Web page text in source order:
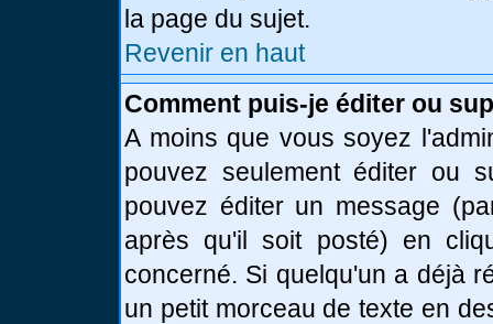
la page du sujet.
Revenir en haut
Comment puis-je éditer ou
A moins que vous soyez
pouvez seulement éditer ou
pouvez éditer un message
après qu'il soit posté) en
concerné. Si quelqu'un a déjà
un petit morceau de texte en